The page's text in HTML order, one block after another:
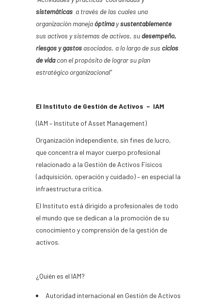
sistemáticas a través de las cuales una
organización maneja óptimaysustentablemente
sus activos y sistemas de activos, su desempeño,
riesgos y gastos asociados, a lo largo de sus ciclos
de vidacon el propósito de lograr su plan
estratégico organizacional”
El Instituto de Gestión de Activos – IAM
(IAM – Institute of Asset Management)
Organización independiente, sin fines de lucro,
que concentra el mayor cuerpo profesional
relacionado a la Gestión de Activos Físicos
(adquisición, operación y cuidado) – en especial la
infraestructura crítica.
El Instituto está dirigido a profesionales de todo
el mundo que se dedican a la promoción de su
conocimiento y comprensión de la gestión de
activos.
¿Quién es el IAM?
Autoridad internacional en Gestión de Activos